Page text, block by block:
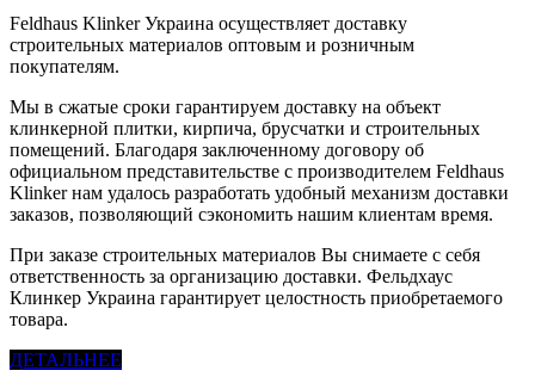
Feldhaus Klinker Украина осуществляет доставку
строительных материалов оптовым и розничным
покупателям.
Мы в сжатые сроки гарантируем доставку на объект
клинкерной плитки, кирпича, брусчатки и строительных
помещений. Благодаря заключенному договору об
официальном представительстве с производителем Feldhaus
Klinker нам удалось разработать удобный механизм доставки
заказов, позволяющий сэкономить нашим клиентам время.
При заказе строительных материалов Вы снимаете с себя
ответственность за организацию доставки. Фельдхаус
Клинкер Украина гарантирует целостность приобретаемого
товара.
ДЕТАЛЬНЕЕ